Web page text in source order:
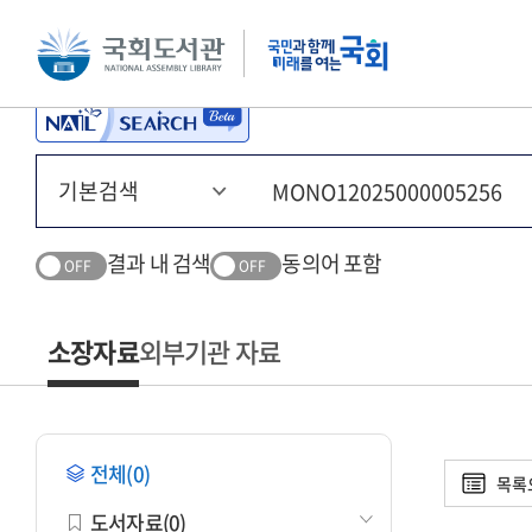
본문 바로가기 주메뉴 바로가기
OFF 결과 내 검색 OFF 동의어 포함
소장자료외부기관 자료
전체(0)
도서자료(0)
목록